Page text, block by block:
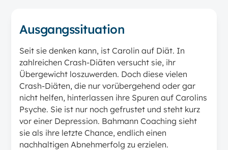
Ausgangssituation
Seit sie denken kann, ist Carolin auf Diät. In
zahlreichen Crash-Diäten versucht sie, ihr
Übergewicht loszuwerden. Doch diese vielen
Crash-Diäten, die nur vorübergehend oder gar
nicht helfen, hinterlassen ihre Spuren auf Carolins
Psyche. Sie ist nur noch gefrustet und steht kurz
vor einer Depression. Bahmann Coaching sieht
sie als ihre letzte Chance, endlich einen
nachhaltigen Abnehmerfolg zu erzielen.